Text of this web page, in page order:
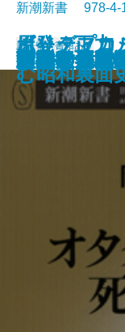
ポリティカ
―米大統領
「猛毒大国
日本の鉄道
クルマ界の
「心の傷」
言語世界地図
ビッグプ
失敗の研
頭痛のタネ
川柳うきよ
堂々たる政治
新潮新書 978-
新書電子書籍あり
オタクはす
向田邦子と
御社のトッ
教養として
漢字は日本
つぶせ！
幻の大連
ジョークで
原発・正力
む昭和裏面
新書で入門